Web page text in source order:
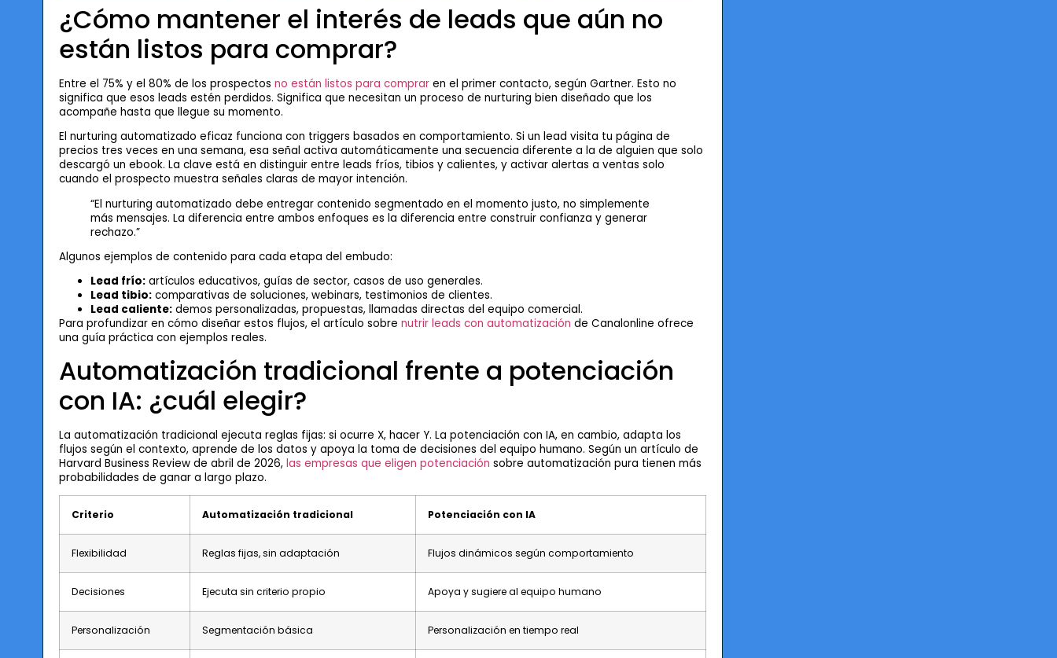
¿Cómo mantener el interés de leads que aún no
están listos para comprar?
Entre el 75% y el 80% de los prospectos no están listos para compraren el primer contacto, según Gartner. Esto no
significa que esos leads estén perdidos. Significa que necesitan un proceso de nurturing bien diseñado que los
acompañe hasta que llegue su momento.
El nurturing automatizado eficaz funciona con triggers basados en comportamiento. Si un lead visita tu página de
precios tres veces en una semana, esa señal activa automáticamente una secuencia diferente a la de alguien que solo
descargó un ebook. La clave está en distinguir entre leads fríos, tibios y calientes, y activar alertas a ventas solo
cuando el prospecto muestra señales claras de mayor intención.
“El nurturing automatizado debe entregar contenido segmentado en el momento justo, no simplemente
más mensajes. La diferencia entre ambos enfoques es la diferencia entre construir confianza y generar
rechazo.”
Algunos ejemplos de contenido para cada etapa del embudo:
Lead frío:artículos educativos, guías de sector, casos de uso generales.
Lead tibio:comparativas de soluciones, webinars, testimonios de clientes.
Lead caliente:demos personalizadas, propuestas, llamadas directas del equipo comercial.
Para profundizar en cómo diseñar estos flujos, el artículo sobre nutrir leads con automatización de Canalonline ofrece
una guía práctica con ejemplos reales.
Automatización tradicional frente a potenciación
con IA: ¿cuál elegir?
La automatización tradicional ejecuta reglas fijas: si ocurre X, hacer Y. La potenciación con IA, en cambio, adapta los
flujos según el contexto, aprende de los datos y apoya la toma de decisiones del equipo humano. Según un artículo de
Harvard Business Review de abril de 2026, las empresas que eligen potenciación sobre automatización pura tienen más
probabilidades de ganar a largo plazo.
Criterio Automatización tradicional Potenciación con IA
Flexibilidad Reglas fijas, sin adaptación Flujos dinámicos según comportamiento
Decisiones Ejecuta sin criterio propio Apoya y sugiere al equipo humano
Personalización Segmentación básica Personalización en tiempo real